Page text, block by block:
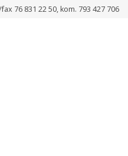
76 831 22 50, kom. 793 427 706